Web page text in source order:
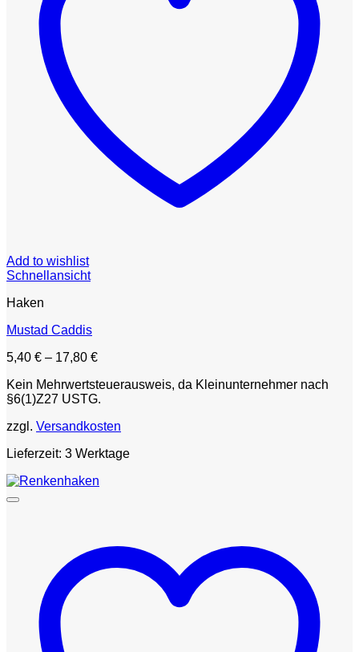
Add to wishlist
Schnellansicht
Haken
Mustad Caddis
5,40 € – 17,80 €
Kein Mehrwertsteuerausweis, da Kleinunternehmer nach
§6(1)Z27 USTG.
zzgl. Versandkosten
Lieferzeit: 3 Werktage